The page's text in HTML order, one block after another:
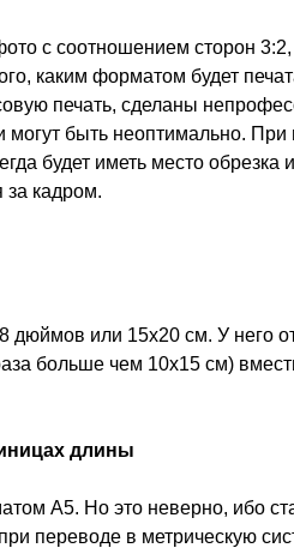
с соотношением сторон 3:2,
каким форматом будет
печать, сделаны
быть неоптимально.
будет иметь место обрезка
за кадром.
дюймов или 15х20 см. У него
больше чем 10х15 см)
длины
А5. Но это неверно, ибо
переводе в метрическую